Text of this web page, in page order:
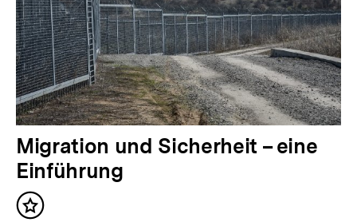
Migration und Sicherheit – eine
Einführung
Inhalt